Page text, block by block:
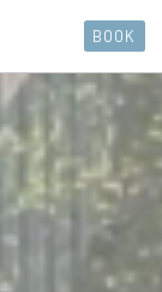
BOOK